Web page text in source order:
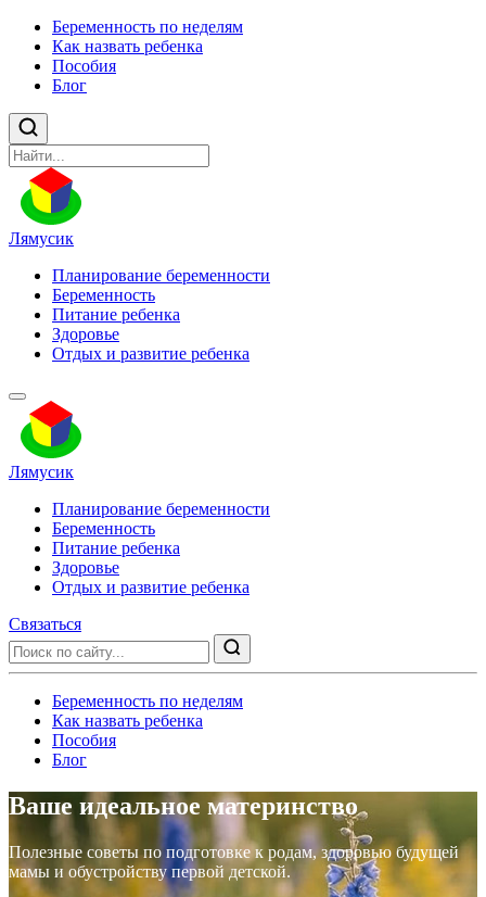
Беременность по неделям
Как назвать ребенка
Пособия
Блог
Лямусик
Планирование беременности
Беременность
Питание ребенка
Здоровье
Отдых и развитие ребенка
Лямусик
Планирование беременности
Беременность
Питание ребенка
Здоровье
Отдых и развитие ребенка
Связаться
Беременность по неделям
Как назвать ребенка
Пособия
Блог
Ваше идеальное материнство
Полезные советы по подготовке к родам, здоровью будущей
мамы и обустройству первой детской.